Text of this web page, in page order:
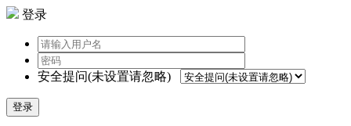
登录
安全提问(未设置请忽略)
登录